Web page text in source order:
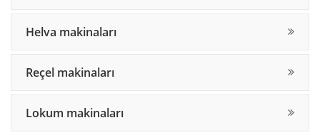
helva makinaları
reçel makinaları
lokum makinaları